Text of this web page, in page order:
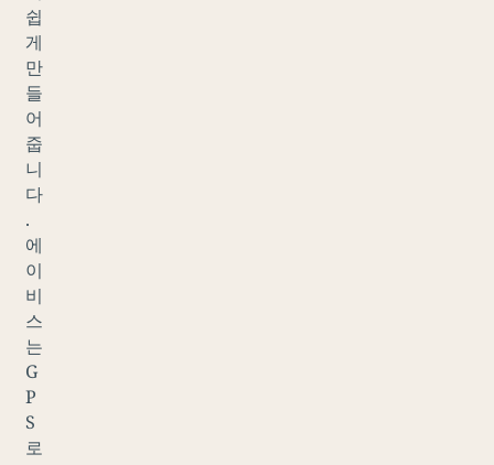
쉽
게
만
들
어
줍
니
다
.
에
이
비
스
는
G
P
S
로